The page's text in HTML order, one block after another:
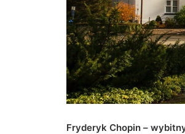
Fryderyk Chopin –